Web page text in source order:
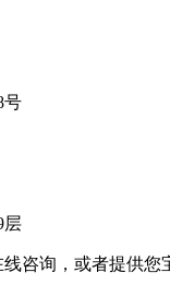
号
层
咨询，或者提供您